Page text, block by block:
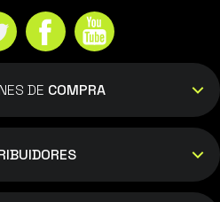
DE COMPRA